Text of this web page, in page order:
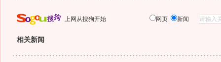
上网从搜狗开始 网页 新闻
相关新闻